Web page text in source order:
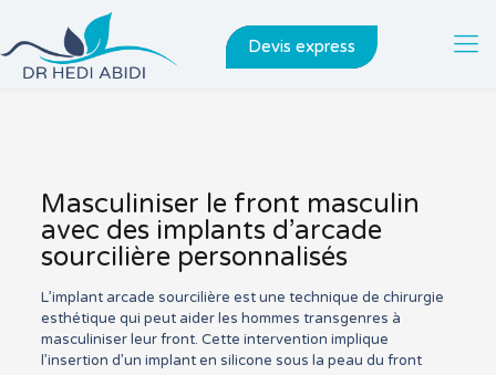
Devis express
Masculiniser le front masculin
avec des implants d’arcade
sourcilière personnalisés
L’implant arcade sourcilière est une technique de chirurgie
esthétique qui peut aider les hommes transgenres à
masculiniser leur front. Cette intervention implique
l’insertion d’un implant en silicone sous la peau du front